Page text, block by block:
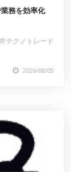
務を効率化
テクノトレード
2026/08/05